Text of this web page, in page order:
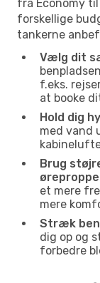
fra Economy
forskellige
tankerne
Vælg dit
f.eks.
at booke
Hold dig
med vand
Brug
et mere
mere
Stræk
dig op og
forbedre